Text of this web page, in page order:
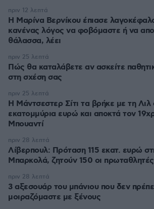
Η Μαρίνα Βερνίκου έπιασε
κανένας λόγος να φοβόμαστε ή να
θάλασσα, λέει
πριν 12 λεπτά
Πώς θα καταλάβετε αν ασκείτε
στη σχέση σας
πριν 25 λεπτά
Η Μάντσεστερ Σίτι τα βρήκε με τη Λιλ
εκατομμύρια ευρώ και αποκτά τον
Μπουαντί
πριν 25 λεπτά
Λίβερπουλ: Πρόταση 115 εκατ. ευρώ
Μπαρκολά, ζητούν 150 οι
πριν 28 λεπτά
3 αξεσουάρ του μπάνιου που δεν
μοιραζόμαστε με ξένους
πριν 28 λεπτά